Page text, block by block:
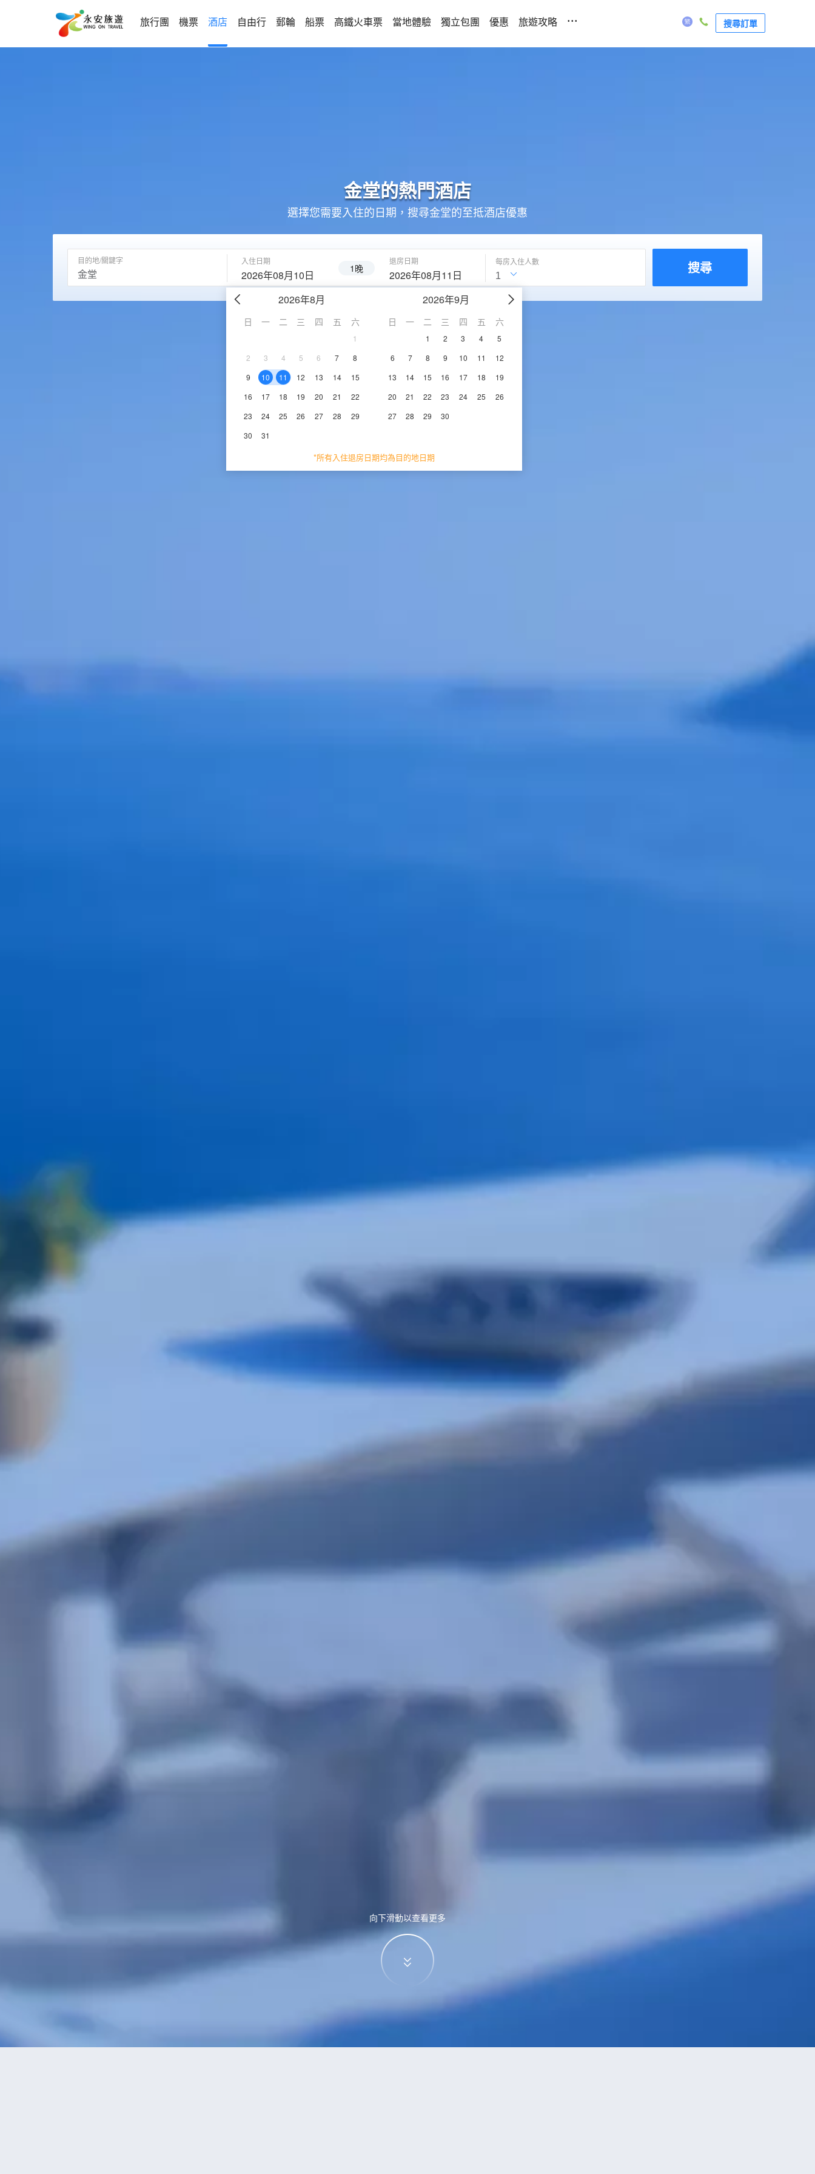
旅行團 機票 酒店 自由行 郵輪 船票 高鐵火車票 當地體驗 獨立包團 優惠 旅遊攻略 ... 搜尋訂單
金堂的熱門酒店
選擇您需要入住的日期，搜尋金堂的至抵酒店優惠
目的地/關鍵字 入住日期
2026年08月10日 1晚
退房日期
2026年08月11日
2026年8月
日 一 二 三 四 五 六
1
2
3 4 5 6 7
8
9
10 11 12 13 14
15
16
17 18 19 20 21
22
23
24 25 26 27 28
29
30
31
2026年9月
日 一 二 三 四 五 六
1 2 3 4
5
6
7 8 9 10 11
12
13
14 15 16 17 18
19
20
21 22 23 24 25
26
27
28 29 30
*所有入住退房日期均為目的地日期
每房入住人數 搜尋
向下滑動以查看更多